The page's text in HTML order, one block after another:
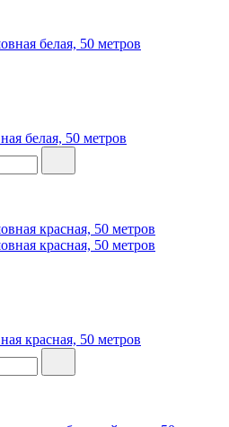
белая, 50 метров
красная, 50 метров